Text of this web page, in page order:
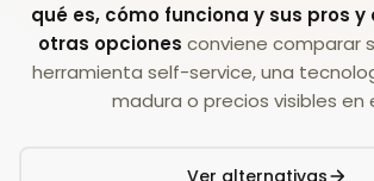
qué es, cómo funciona y sus pros y
otras opciones conviene comparar
herramienta self-service, una
madura o precios visibles en
Ver alternativas